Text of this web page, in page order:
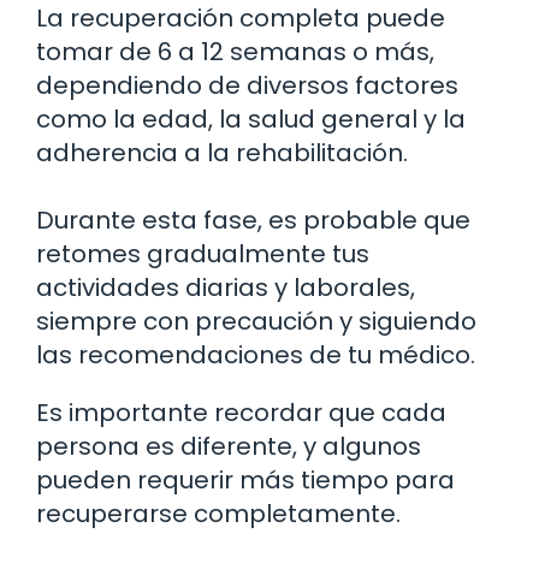
La recuperación completa puede
tomar de 6 a 12 semanas o más,
dependiendo de diversos factores
como la edad, la salud general y la
adherencia a la rehabilitación.
Durante esta fase, es probable que
retomes gradualmente tus
actividades diarias y laborales,
siempre con precaución y siguiendo
las recomendaciones de tu médico.
Es importante recordar que cada
persona es diferente, y algunos
pueden requerir más tiempo para
recuperarse completamente.